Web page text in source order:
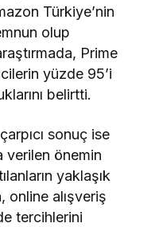
Türkiye’nin
olup
Prime
yüzde 95’i
belirtti.
sonuç ise
verilen önemin
yaklaşık
online alışveriş
tercihlerini